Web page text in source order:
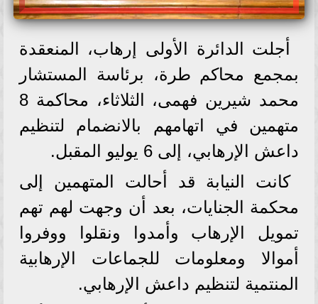
أجلت الدائرة الأولى إرهاب، المنعقدة
بمجمع محاكم طرة، برئاسة المستشار
محمد شيرين فهمى، الثلاثاء، محاكمة 8
متهمين في اتهامهم بالانضمام لتنظيم
داعش الإرهابي، إلى 6 يوليو المقبل.
كانت النيابة قد أحالت المتهمين إلى
محكمة الجنايات، بعد أن وجهت لهم تهم
تمويل الإرهاب وأمدوا ونقلوا ووفروا
أموالا ومعلومات للجماعات الإرهابية
المنتمية لتنظيم داعش الإرهابي.